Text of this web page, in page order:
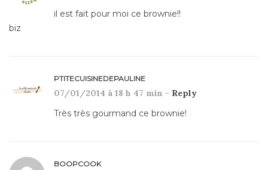
il est fait pour moi ce brownie!!
biz
PTITECUISINEDEPAULINE
07/01/2014 à 18 h 47 min - Reply
Très très gourmand ce brownie!
BOOPCOOK